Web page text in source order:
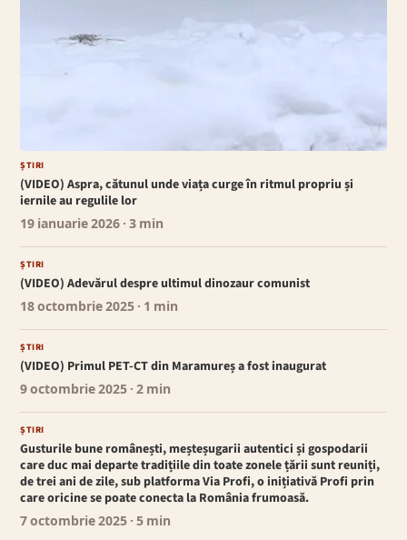
ȘTIRI
(VIDEO) Aspra, cătunul unde viața curge în ritmul propriu și
iernile au regulile lor
19 ianuarie 2026 · 3 min
ȘTIRI
(VIDEO) Adevărul despre ultimul dinozaur comunist
18 octombrie 2025 · 1 min
ȘTIRI
(VIDEO) Primul PET-CT din Maramureș a fost inaugurat
9 octombrie 2025 · 2 min
ȘTIRI
Gusturile bune românești, meșteșugarii autentici și gospodarii
care duc mai departe tradițiile din toate zonele țării sunt reuniți,
de trei ani de zile, sub platforma Via Profi, o inițiativă Profi prin
care oricine se poate conecta la România frumoasă.
7 octombrie 2025 · 5 min